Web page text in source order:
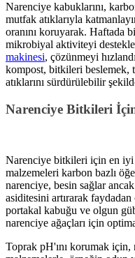
Narenciye kabuklarını,
mutfak atıklarıyla
oranını koruyarak. Haftada
mikrobiyal aktiviteyi
makinesi, çözünmeyi
kompost, bitkileri beslemek,
atıklarını sürdürülebilir
Narenciye Bitkileri
Narenciye bitkileri için en iyi
malzemeleri karbon bazlı
narenciye, besin sağlar
asiditesini artırarak
portakal kabuğu ve olgun
narenciye ağaçları için
Toprak pH'ını korumak için,